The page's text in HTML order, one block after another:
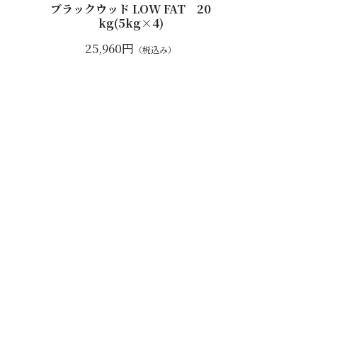
ブラックウッド LOW FAT 20
kg(5kg×4)
25,960円 （税込み）